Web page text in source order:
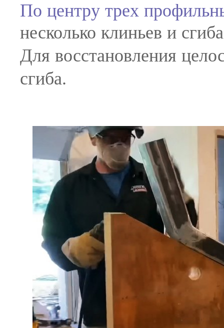
По центру трех
несколько клиньев и
Для восстановления
сгиба.